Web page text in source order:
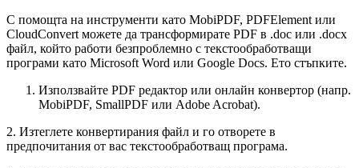
С помощта на инструменти като MobiPDF, PDFElement или
CloudConvert можете да трансформирате PDF в .doc или .docx
файл, който работи безпроблемно с текстообработващи
програми като Microsoft Word или Google Docs. Ето стъпките.
Използвайте PDF редактор или онлайн конвертор (напр.
MobiPDF, SmallPDF или Adobe Acrobat).
2. Изтеглете конвертирания файл и го отворете в
предпочитания от вас текстообработващ програма.